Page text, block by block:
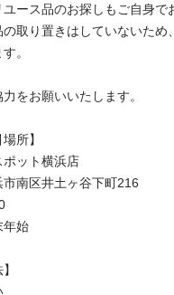
ユース品のお探しもご自身で
の取り置きはしていないた
。
をお願いいたします。
所】
ポット横浜店
南区井土ヶ谷下町216
年始